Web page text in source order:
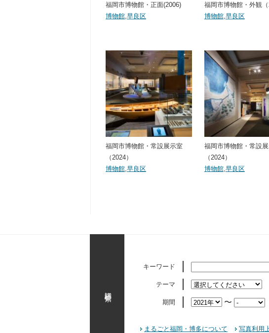
福岡市博物館・正面(2006)
博物館 早良区
福岡市博物館・外観（
博物館, 早良区
福岡市博物館・常設展示室
（2024）
博物館 早良区
福岡市博物館・常設
（2024）
博物館, 早良区
キーワード
テーマ
期間 〜
まるごと福岡・博多について 写真利用